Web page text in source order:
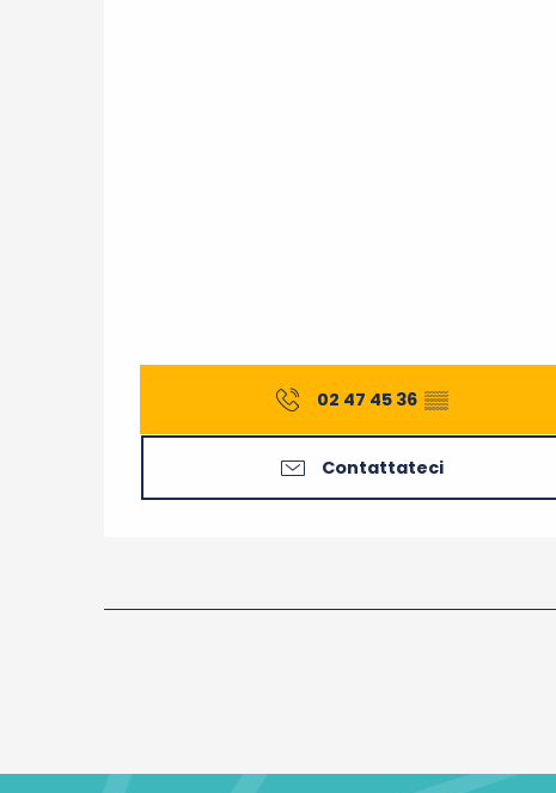
02 47 45 36 ▒▒
Contattateci